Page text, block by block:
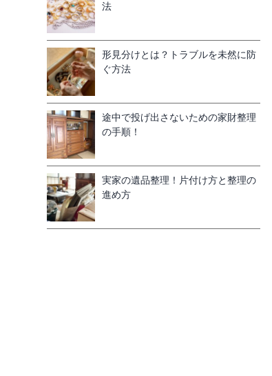
法
形見分けとは？トラブルを未然に防
ぐ方法
途中で投げ出さないための家財整理
の手順！
実家の遺品整理！片付け方と整理の
進め方